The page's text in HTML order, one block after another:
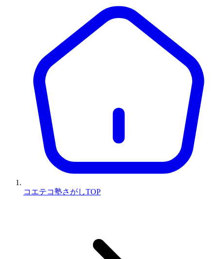
コエテコ塾さがしTOP